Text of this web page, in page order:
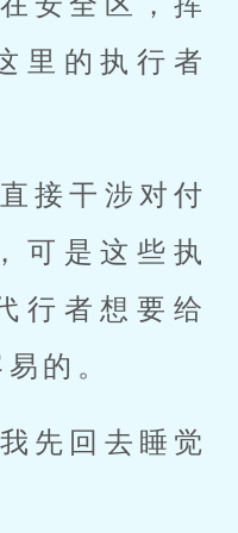
里的执行者
接干涉对付
可是这些执
行者想要给
的。
先回去睡觉